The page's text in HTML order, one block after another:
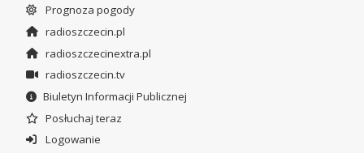
Prognoza pogody
radioszczecin.pl
radioszczecinextra.pl
radioszczecin.tv
Biuletyn Informacji Publicznej
Posłuchaj teraz
Logowanie